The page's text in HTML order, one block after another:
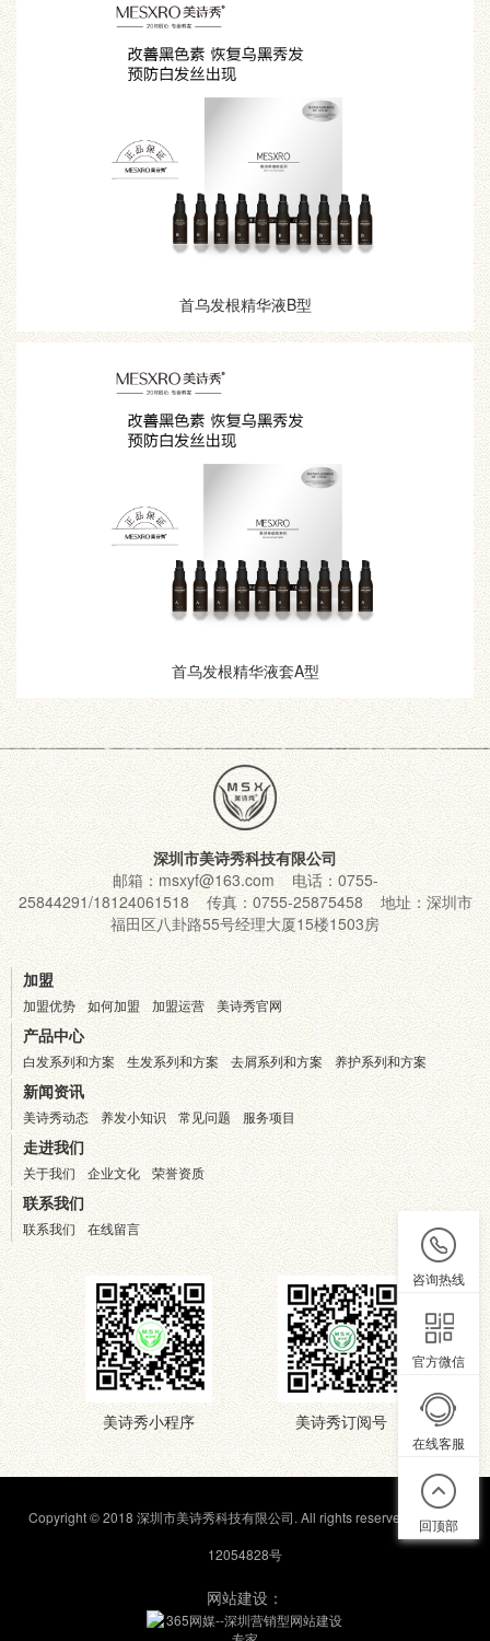
首乌发根精华液B型
首乌发根精华液套A型
深圳市美诗秀科技有限公司
邮箱：msxyf@163.com 电话：0755-
25844291/18124061518 传真：0755-25875458 地址：深圳市
福田区八卦路55号经理大厦15楼1503房
加盟
加盟优势 如何加盟 加盟运营 美诗秀官网
产品中心
白发系列和方案 生发系列和方案 去屑系列和方案 养护系列和方案
新闻资讯
美诗秀动态 养发小知识 常见问题 服务项目
走进我们
关于我们 企业文化 荣誉资质
联系我们
联系我们 在线留言
美诗秀小程序 美诗秀订阅号
Copyright © 2018 深圳市美诗秀科技有限公司. All rights reserved.
粤ICP备
12054828号
网站建设：
咨询热线
官方微信
在线客服
回顶部